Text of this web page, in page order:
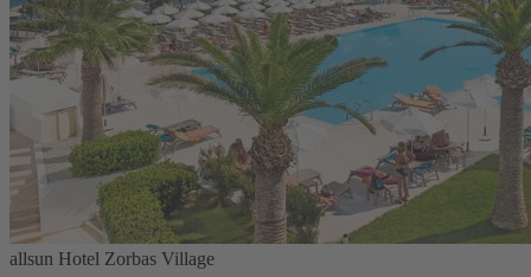
allsun Hotel Zorbas Village